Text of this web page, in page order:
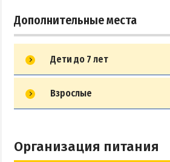
Дополнительные места
Дети до 7 лет
Взрослые
Организация питания